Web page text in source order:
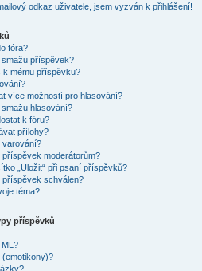
odkaz uživatele, jsem vyzván k přihlášení!
fóra?
příspěvek?
k mému příspěvku?
více možností pro hlasování?
hlasování?
k fóru?
přílohy?
varování?
příspěvek moderátorům?
„Uložit“ při psaní příspěvků?
příspěvek schválen?
téma?
příspěvků
(emotikony)?